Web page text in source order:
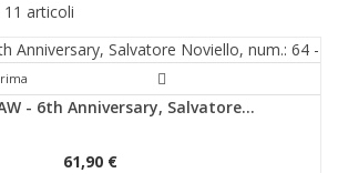
articoli
- 6th Anniversary, Salvatore...
61,90 €